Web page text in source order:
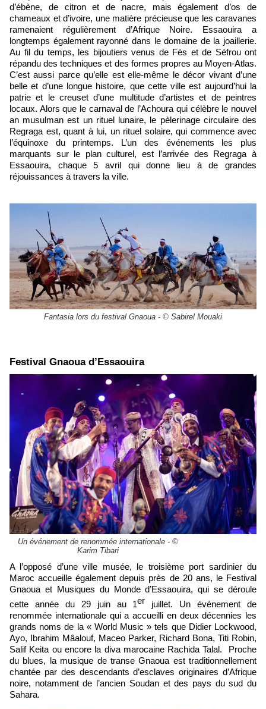
d’ébène, de citron et de nacre, mais également d’os de
chameaux et d’ivoire, une matière précieuse que les caravanes
ramenaient régulièrement d’Afrique Noire. Essaouira a
longtemps également rayonné dans le domaine de la joaillerie.
Au fil du temps, les bijoutiers venus de Fès et de Séfrou ont
répandu des techniques et des formes propres au Moyen-Atlas.
C’est aussi parce qu’elle est elle-même le décor vivant d’une
belle et d’une longue histoire, que cette ville est aujourd’hui la
patrie et le creuset d’une multitude d’artistes et de peintres
locaux. Alors que le carnaval de l’Achoura qui célèbre le nouvel
an musulman est un rituel lunaire, le pèlerinage circulaire des
Regraga est, quant à lui, un rituel solaire, qui commence avec
l’équinoxe du printemps. L’un des événements les plus
marquants sur le plan culturel, est l’arrivée des Regraga à
Essaouira, chaque 5 avril qui donne lieu à de grandes
réjouissances à travers la ville.
Fantasia lors du festival Gnaoua - © Sabirel Mouaki
Festival Gnaoua d’Essaouira
Un événement de renommée internationale - ©
Karim Tibari
A l’opposé d’une ville musée, le troisième port sardinier du
Maroc accueille également depuis près de 20 ans, le Festival
Gnaoua et Musiques du Monde d’Essaouira, qui se déroule
cette année du 29 juin au 1er juillet. Un événement de
renommée internationale qui a accueilli en deux décennies les
grands noms de la « World Music » tels que Didier Lockwood,
Ayo, Ibrahim Mâalouf, Maceo Parker, Richard Bona, Titi Robin,
Salif Keita ou encore la diva marocaine Rachida Talal. Proche
du blues, la musique de transe Gnaoua est traditionnellement
chantée par des descendants d’esclaves originaires d’Afrique
noire, notamment de l’ancien Soudan et des pays du sud du
Sahara.